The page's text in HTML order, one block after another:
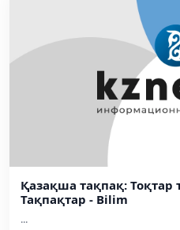
Қазақша тақпақ:
Тақпақтар - Bilim
...